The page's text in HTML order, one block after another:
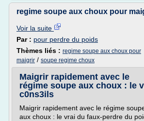
regime soupe aux choux pour
Voir la suite
Par : pour perdre du poids
Thèmes liés : regime soupe aux choux pour
maigrir / soupe regime choux
Maigrir rapidement avec le
régime soupe aux choux : le
c0ns3ils
Maigrir rapidement avec le régime
aux choux : le vrai du faux-perdre du